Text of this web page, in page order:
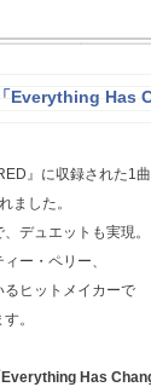
Everything Has
』に収録された1
ました。
デュエットも実現。
ー・ペリー、
ヒットメイカーで
。
Everything Has